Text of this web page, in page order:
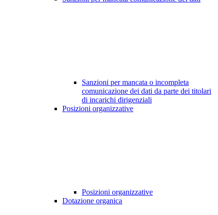
Sanzioni per mancata o incompleta
comunicazione dei dati da parte dei titolari
di incarichi dirigenziali
Posizioni organizzative
Posizioni organizzative
Dotazione organica